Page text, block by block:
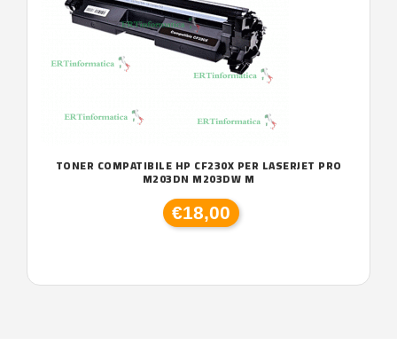
TONER COMPATIBILE HP CF230X PER LASERJET PRO
M203DN M203DW M
€18,00